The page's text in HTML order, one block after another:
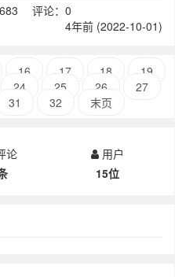
评论：0
4年前 (2022-10-01)
16 17 18
19
24 25 26
27
31 32 末页
论
用户
15位